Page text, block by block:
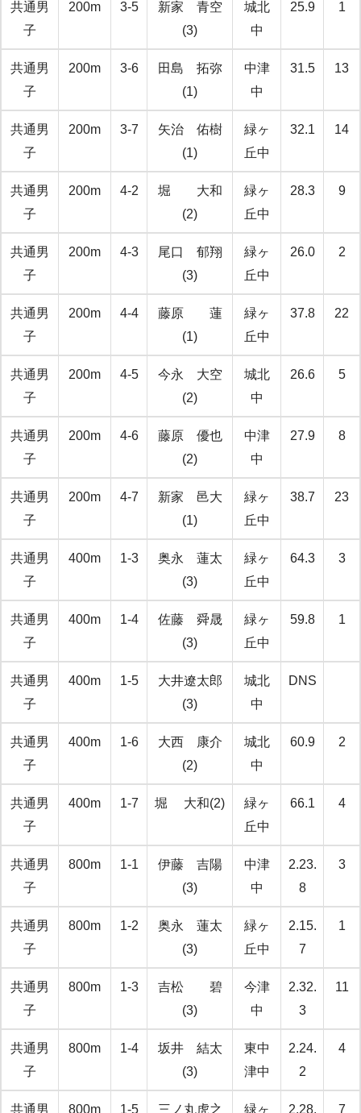
共通男
子
200m 3-5
新家 青空
(3)
城北
中
25.9 1
共通男
子
200m 3-6
田島 拓弥
(1)
中津
中
31.5 13
共通男
子
200m 3-7
矢治 佑樹
(1)
緑ヶ
丘中
32.1 14
共通男
子
200m 4-2
堀 大和
(2)
緑ヶ
丘中
28.3 9
共通男
子
200m 4-3
尾口 郁翔
(3)
緑ヶ
丘中
26.0 2
共通男
子
200m 4-4
藤原 蓮
(1)
緑ヶ
丘中
37.8 22
共通男
子
200m 4-5
今永 大空
(2)
城北
中
26.6 5
共通男
子
200m 4-6
藤原 優也
(2)
中津
中
27.9 8
共通男
子
200m 4-7
新家 邑大
(1)
緑ヶ
丘中
38.7 23
共通男
子
400m 1-3
奥永 蓮太
(3)
緑ヶ
丘中
64.3 3
共通男
子
400m 1-4
佐藤 舜晟
(3)
緑ヶ
丘中
59.8 1
共通男
子
400m 1-5
大井遼太郎
(3)
城北
中
DNS
共通男
子
400m 1-6
大西 康介
(2)
城北
中
60.9 2
共通男
子
400m 1-7 堀 大和(2)
緑ヶ
丘中
66.1 4
共通男
子
800m 1-1
伊藤 吉陽
(3)
中津
中
2.23.
8
3
共通男
子
800m 1-2
奥永 蓮太
(3)
緑ヶ
丘中
2.15.
7
1
共通男
子
800m 1-3
吉松 碧
(3)
今津
中
2.32.
3
11
共通男
子
800m 1-4
坂井 結太
(3)
東中
津中
2.24.
2
4
共通男 800m 1-5 三ノ丸虎之 緑ヶ 2.28. 7